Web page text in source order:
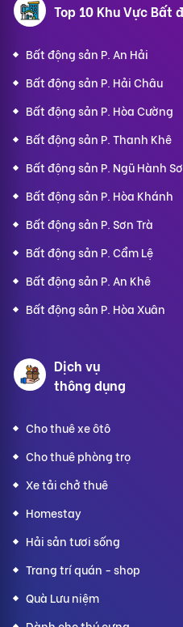
Top 10 Khu Vực Bất
Bất động sản P. An Hải
Bất động sản P. Hải Châu
Bất động sản P. Hòa Cường
Bất động sản P. Thanh Khê
Bất động sản P. Ngũ Hành
Bất động sản P. Hòa Khánh
Bất động sản P. Sơn Trà
Bất động sản P. Cẩm Lệ
Bất động sản P. An Khê
Bất động sản P. Hòa Xuân
Dịch vụ
thông dụng
Cho thuê xe ôtô
Cho thuê phòng trọ
Xe tải chở thuê
Homestay
Hải sản tươi sống
Trang trí quán - shop
Quà Lưu niệm